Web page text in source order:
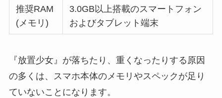
推奨RAM
(メモリ)
3.0GB以上搭載のスマートフォン
およびタブレット端末
『放置少女』が落ちたり、重くなったりする原因
の多くは、スマホ本体のメモリやスペックが足り
ていないことになります。